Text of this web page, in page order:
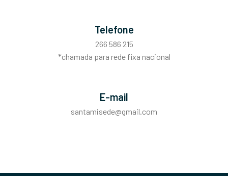
Telefone
266 586 215
*chamada para rede fixa nacional
E-mail
santamisede@gmail.com